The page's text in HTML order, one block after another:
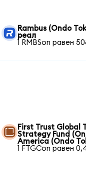
Rambus (Ondo
реал
1 RMBSon равен
First Trust Global
Strategy Fund
America (Ondo
1 FTGCon равен